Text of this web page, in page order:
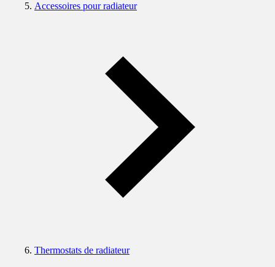
Accessoires pour radiateur
Thermostats de radiateur